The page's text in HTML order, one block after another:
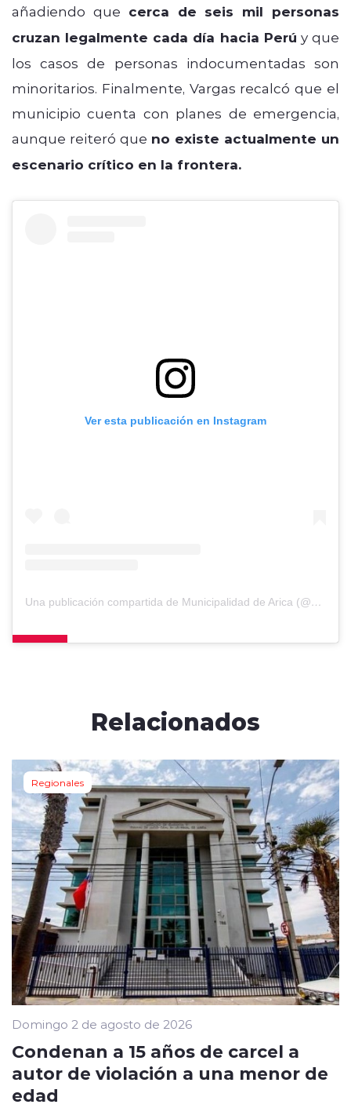
añadiendo que cerca de seis mil personas
cruzan legalmente cada día hacia Perú y que
los casos de personas indocumentadas son
minoritarios. Finalmente, Vargas recalcó que el
municipio cuenta con planes de emergencia,
aunque reiteró que no existe actualmente un
escenario crítico en la frontera.
Ver esta publicación en Instagram
Una publicación compartida de Municipalidad de Arica (@muniarica)
Relacionados
Regionales
Domingo 2 de agosto de 2026
Condenan a 15 años de carcel a
autor de violación a una menor de
edad